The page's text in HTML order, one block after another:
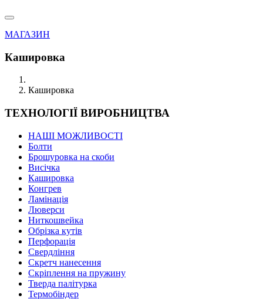
МАГАЗИН
Кашировка
Кашировка
ТЕХНОЛОГІЇ ВИРОБНИЦТВА
НАШІ МОЖЛИВОСТІ
Болти
Брошуровка на скоби
Висічка
Кашировка
Конгрев
Ламінація
Люверси
Ниткошвейка
Обрізка кутів
Перфорація
Свердління
Скретч нанесення
Скріплення на пружину
Тверда палітурка
Термобіндер